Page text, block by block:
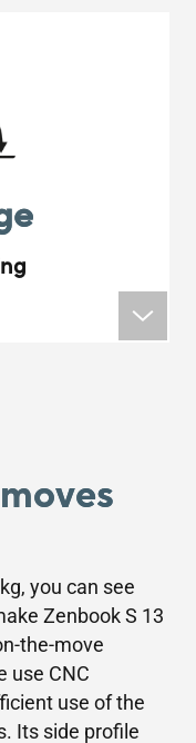
you can see
Zenbook S 13
the-move
use CNC
use of the
Its side profile